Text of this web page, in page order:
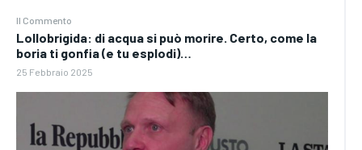
Il Commento
Lollobrigida: di acqua si può morire. Certo, come la
boria ti gonfia (e tu esplodi)…
25 Febbraio 2025